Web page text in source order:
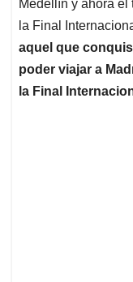
Medellín y ahora
la Final
aquel que
poder viajar a
la Final